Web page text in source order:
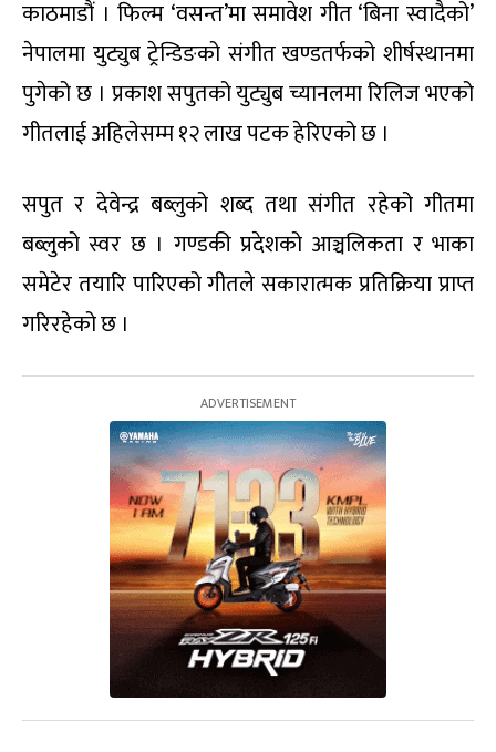
काठमाडौं । फिल्म ‘वसन्त’मा समावेश गीत ‘बिना स्वादैको’
नेपालमा युट्युब ट्रेन्डिङको संगीत खण्डतर्फको शीर्षस्थानमा
पुगेको छ । प्रकाश सपुतको युट्युब च्यानलमा रिलिज भएको
गीतलाई अहिलेसम्म १२ लाख पटक हेरिएको छ ।
सपुत र देवेन्द्र बब्लुको शब्द तथा संगीत रहेको गीतमा
बब्लुको स्वर छ । गण्डकी प्रदेशको आञ्चलिकता र भाका
समेटेर तयारि पारिएको गीतले सकारात्मक प्रतिक्रिया प्राप्त
गरिरहेको छ ।